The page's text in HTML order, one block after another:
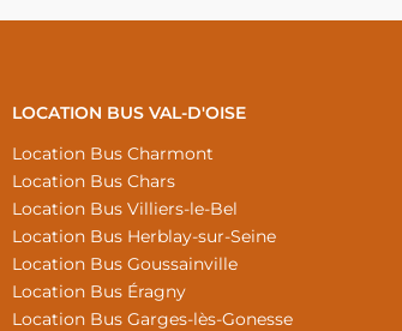
LOCATION BUS VAL-D'OISE
Location Bus Charmont
Location Bus Chars
Location Bus Villiers-le-Bel
Location Bus Herblay-sur-Seine
Location Bus Goussainville
Location Bus Éragny
Location Bus Garges-lès-Gonesse